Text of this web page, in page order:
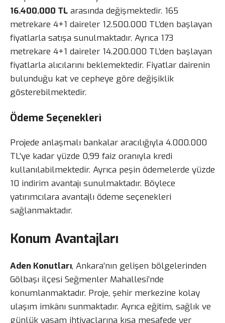
16.400.000 TL arasında değişmektedir. 165
metrekare 4+1 daireler 12.500.000 TL’den başlayan
fiyatlarla satışa sunulmaktadır. Ayrıca 173
metrekare 4+1 daireler 14.200.000 TL’den başlayan
fiyatlarla alıcılarını beklemektedir. Fiyatlar dairenin
bulunduğu kat ve cepheye göre değişiklik
gösterebilmektedir.
Ödeme Seçenekleri
Projede anlaşmalı bankalar aracılığıyla 4.000.000
TL’ye kadar yüzde 0,99 faiz oranıyla kredi
kullanılabilmektedir. Ayrıca peşin ödemelerde yüzde
10 indirim avantajı sunulmaktadır. Böylece
yatırımcılara avantajlı ödeme seçenekleri
sağlanmaktadır.
Konum Avantajları
Aden Konutları, Ankara’nın gelişen bölgelerinden
Gölbaşı ilçesi Seğmenler Mahallesi’nde
konumlanmaktadır. Proje, şehir merkezine kolay
ulaşım imkânı sunmaktadır. Ayrıca eğitim, sağlık ve
günlük yaşam ihtiyaçlarına kısa mesafede yer